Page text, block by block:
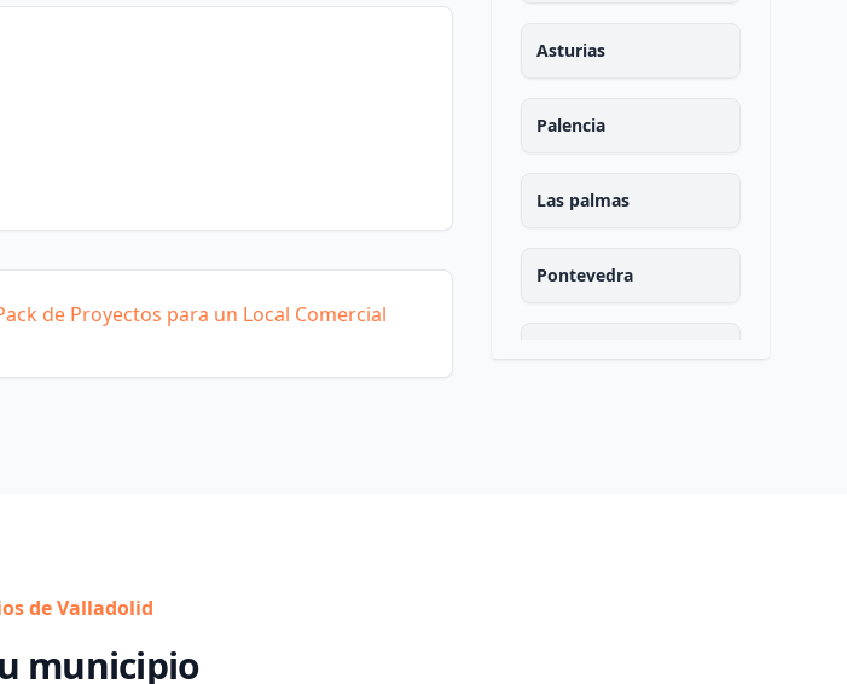
de Proyectos para un Local Comercial
Asturias
Palencia
Las palmas
Pontevedra
de Valladolid
municipio